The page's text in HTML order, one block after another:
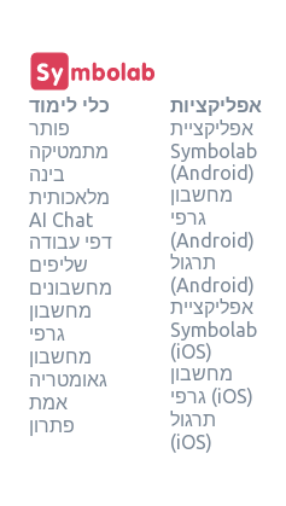
כלי לימוד
פותר
מתמטיקה
בינה
מלאכותית
AI Chat
דפי עבודה
שליפים
מחשבונים
מחשבון
גרפי
מחשבון
גאומטריה
אמת
פתרון
אפליקציות
אפליקציית
Symbolab
(Android)
מחשבון
גרפי
(Android)
תרגול
(Android)
אפליקציית
Symbolab
(iOS)
מחשבון
גרפי (iOS)
תרגול
(iOS)